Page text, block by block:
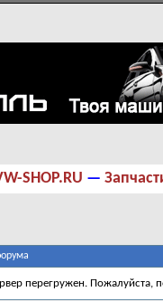
SHOP.RU —
перегружен. Пожалуйста,